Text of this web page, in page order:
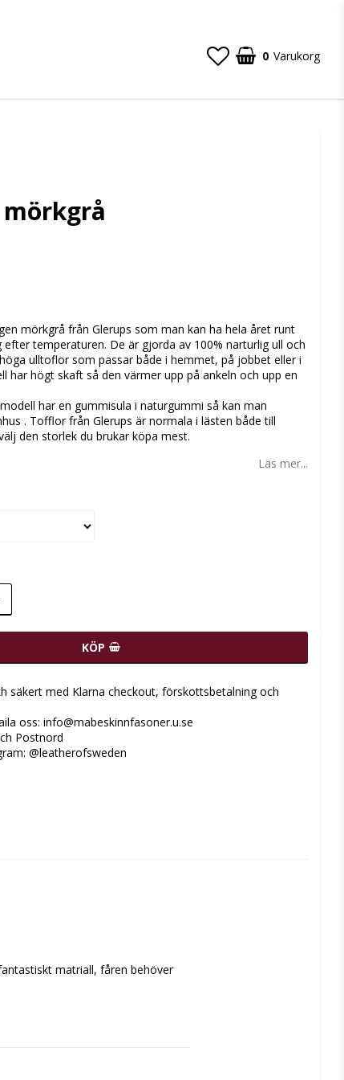
0 Varukorg
mörkgrå från Glerups som man kan ha hela året runt
efter temperaturen. De är gjorda av 100% narturlig ull och
ulltoflor som passar både i hemmet, på jobbet eller i
har högt skaft så den värmer upp på ankeln och upp en
har en gummisula i naturgummi så kan man
. Tofflor från Glerups är normala i lästen både till
den storlek du brukar köpa mest.
Läs mer...
KÖP
säkert med Klarna checkout, förskottsbetalning och
oss: info@mabeskinnfasoner.u.se
Postnord
@leatherofsweden
matriall, fåren behöver